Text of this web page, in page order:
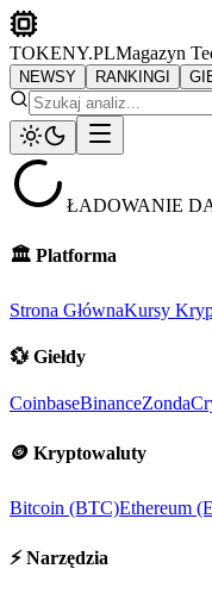
TOKENY.PLMagazyn
NEWSY RANKINGI
ŁADOWANIE
🏛️ Platforma
Strona GłównaKursy
💱 Giełdy
CoinbaseBinance
🪙 Kryptowaluty
Bitcoin (BTC)Ethereum
⚡ Narzędzia